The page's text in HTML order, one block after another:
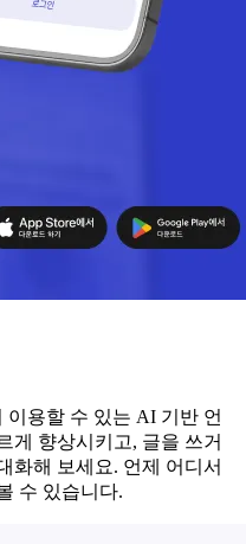
이용할 수 있는 AI 기반 언
게 향상시키고, 글을 쓰거
화해 보세요. 언제 어디서
수 있습니다.